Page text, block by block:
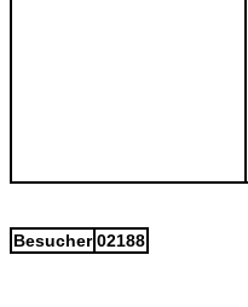
Besucher 02188